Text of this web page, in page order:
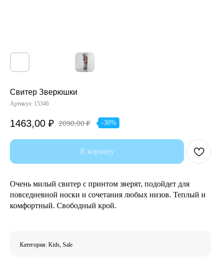
Свитер Зверюшки
Артикул: 15346
1463,00 ₽ 2090,00 ₽ -30%
В корзину
Очень милый свитер с принтом зверят, подойдет для
повседневной носки и сочетания любых низов. Теплый и
комфортный. Свободный крой.
Категория: Kids, Sale